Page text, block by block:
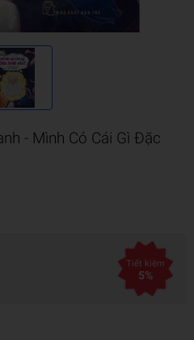
- Mình Có Cái Gì Đặc
Tiết kiệm
5%